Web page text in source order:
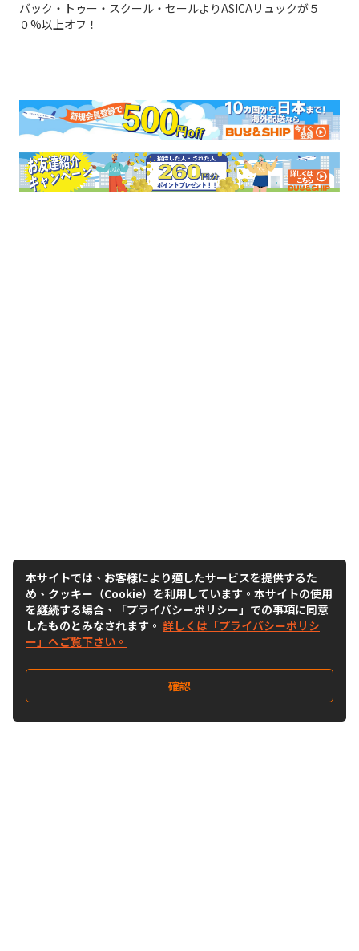
バック・トゥー・スクール・セールよりASICAリュックが５
０%以上オフ！
本サイトでは、お客様により適したサービスを提供するた
め、クッキー（Cookie）を利用しています。本サイトの使用
を継続する場合、「プライバシーポリシー」での事項に同意
したものとみなされます。 詳しくは「プライバシーポリシ
ー」へご覧下さい。
確認